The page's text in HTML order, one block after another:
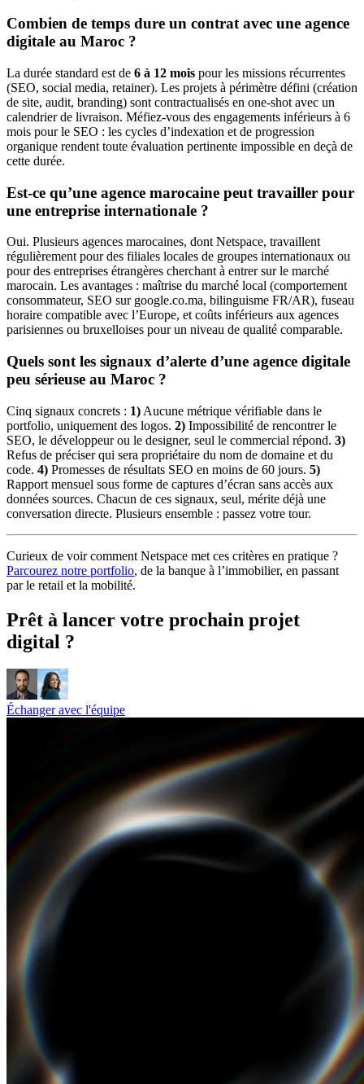
Combien de temps dure un contrat avec une agence
digitale au Maroc ?
La durée standard est de 6 à 12 mois pour les missions récurrentes
(SEO, social media, retainer). Les projets à périmètre défini (création
de site, audit, branding) sont contractualisés en one-shot avec un
calendrier de livraison. Méfiez-vous des engagements inférieurs à 6
mois pour le SEO : les cycles d’indexation et de progression
organique rendent toute évaluation pertinente impossible en deçà de
cette durée.
Est-ce qu’une agence marocaine peut travailler pour
une entreprise internationale ?
Oui. Plusieurs agences marocaines, dont Netspace, travaillent
régulièrement pour des filiales locales de groupes internationaux ou
pour des entreprises étrangères cherchant à entrer sur le marché
marocain. Les avantages : maîtrise du marché local (comportement
consommateur, SEO sur google.co.ma, bilinguisme FR/AR), fuseau
horaire compatible avec l’Europe, et coûts inférieurs aux agences
parisiennes ou bruxelloises pour un niveau de qualité comparable.
Quels sont les signaux d’alerte d’une agence digitale
peu sérieuse au Maroc ?
Cinq signaux concrets : 1) Aucune métrique vérifiable dans le
portfolio, uniquement des logos. 2) Impossibilité de rencontrer le
SEO, le développeur ou le designer, seul le commercial répond. 3)
Refus de préciser qui sera propriétaire du nom de domaine et du
code. 4) Promesses de résultats SEO en moins de 60 jours. 5)
Rapport mensuel sous forme de captures d’écran sans accès aux
données sources. Chacun de ces signaux, seul, mérite déjà une
conversation directe. Plusieurs ensemble : passez votre tour.
Curieux de voir comment Netspace met ces critères en pratique ?
Parcourez notre portfolio, de la banque à l’immobilier, en passant
par le retail et la mobilité.
Prêt à lancer votre prochain projet
digital ?
Échanger avec l'équipe